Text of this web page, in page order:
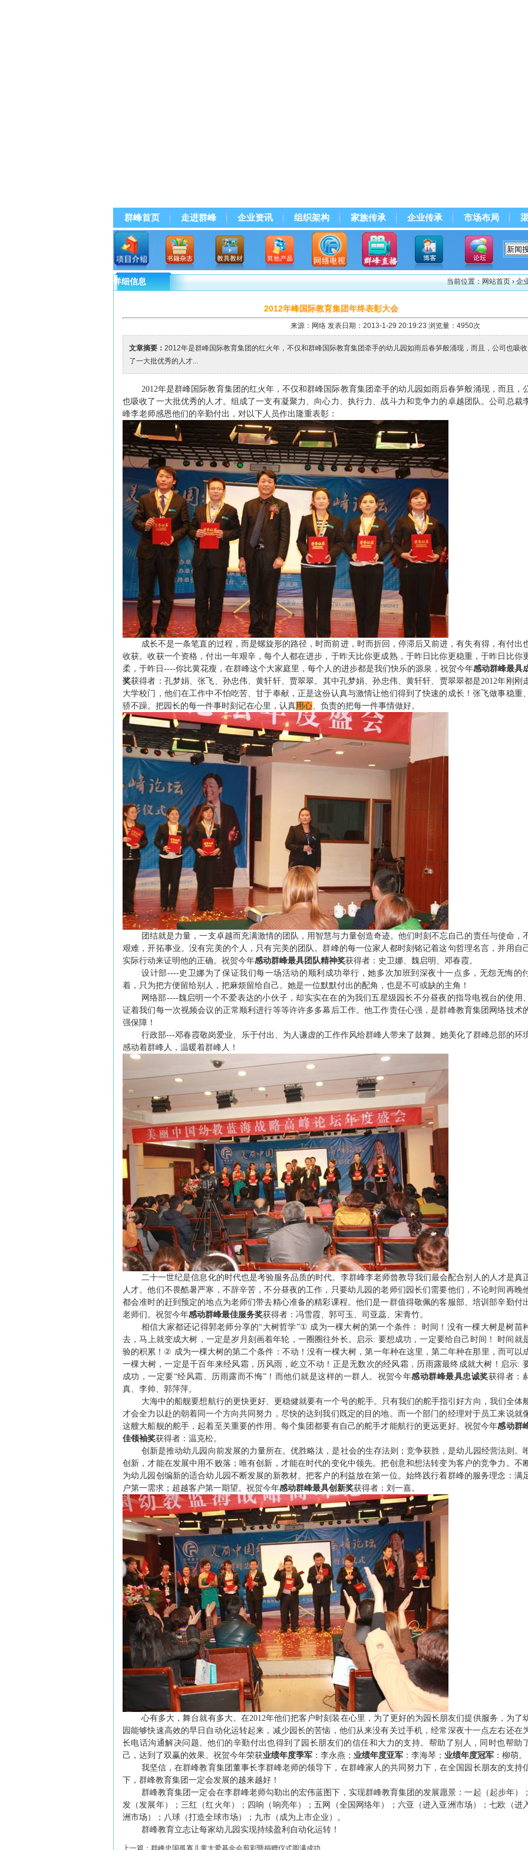
群峰首页 走进群峰 企业资讯 组织架构 家族传承 企业传承 市场布局
群峰直播
当前位置：网站首页› 企
详细信息
2012年峰国际教育集团年终表彰大会
来源：网络 发表日期：2013-1-29 20:19:23 浏览量：4950次
文章摘要： 2012年是群峰国际教育集团的红火年，不仅和群峰国际教育集团牵手的幼儿园如雨后春笋般涌现，而且，公司也吸收
了一大批优秀的人才...
2012年是群峰国际教育集团的红火年，不仅和群峰国际教育集团牵手的幼儿园如雨后春笋般涌现，而且，
也吸收了一大批优秀的人才。组成了一支有凝聚力、向心力、执行力、战斗力和竞争力的卓越团队。公司总裁
峰李老师感恩他们的辛勤付出，对以下人员作出隆重表彰：
成长不是一条笔直的过程，而是螺旋形的路径，时而前进，时而折回，停滞后又前进，有失有得，有付出
收获。收获一个资格，付出一年艰辛，每个人都在进步，于昨天比你更成熟，于昨日比你更稳重，于昨日比你
柔，于昨日----你比黄花瘦，在群峰这个大家庭里，每个人的进步都是我们快乐的源泉，祝贺今年感动群峰最具
奖获得者：孔梦娟、张飞、孙忠伟、黄轩轩、贾翠翠。其中孔梦娟、孙忠伟、黄轩轩、贾翠翠都是2012年刚刚
大学校门，他们在工作中不怕吃苦、甘于奉献，正是这份认真与激情让他们得到了快速的成长！张飞做事稳重
骄不躁。把园长的每一件事时刻记在心里，认真用心、负责的把每一件事情做好。
团结就是力量，一支卓越而充满激情的团队，用智慧与力量创造奇迹。他们时刻不忘自己的责任与使命，
艰难，开拓事业。没有完美的个人，只有完美的团队。群峰的每一位家人都时刻铭记着这句哲理名言，并用自
实际行动来证明他的正确。祝贺今年感动群峰最具团队精神奖获得者：史卫娜、魏启明、邓春霞。
设计部----史卫娜为了保证我们每一场活动的顺利成功举行，她多次加班到深夜十一点多，无怨无悔的
着，只为把方便留给别人，把麻烦留给自己。她是一位默默付出的配角，也是不可或缺的主角！
网络部----魏启明一个不爱表达的小伙子，却实实在在的为我们五星级园长不分昼夜的指导电视台的使用
证着我们每一次视频会议的正常顺利进行等等许许多多幕后工作。他工作责任心强，是群峰教育集团网络技术
强保障！
行政部---邓春霞敬岗爱业、乐于付出、为人谦虚的工作作风给群峰人带来了鼓舞。她美化了群峰总部的环
感动着群峰人，温暖着群峰人！
二十一世纪是信息化的时代也是考验服务品质的时代。李群峰李老师曾教导我们最会配合别人的人才是真
人才。他们不畏酷暑严寒，不辞辛苦，不分昼夜的工作，只要幼儿园的老师们园长们需要他们，不论时间再晚
都会准时的赶到预定的地点为老师们带去精心准备的精彩课程。他们是一群值得敬佩的客服部、培训部辛勤付
老师们。祝贺今年感动群峰最佳服务奖获得者：冯雪霞、郭可玉、司亚蕊、宋青竹。
相信大家都还记得郭老师分享的“大树哲学”① 成为一棵大树的第一个条件：
时间！没有一棵大树是树苗
去，马上就变成大树，一定是岁月刻画着年轮，一圈圈往外长。启示: 要想成功，一定要给自己时间！
时间就
验的积累！ ② 成为一棵大树的第二个条件：不动！没有一棵大树，第一年种在这里，第二年种在那里，而可以
一棵大树，一定是千百年来经风霜，历风雨，屹立不动！正是无数次的经风霜，历雨露最终成就大树！启示:
成功，一定要“经风霜、历雨露而不悔”！而他们就是这样的一群人。祝贺今年感动群峰最具忠诚奖获得者：
真、李帅、郭萍萍。
大海中的船舰要想航行的更快更好、更稳健就要有一个号的舵手。只有我们的舵手指引好方向，我们全体
才会全力以赴的朝着同一个方向共同努力，尽快的达到我们既定的目的地。而一个部门的经理对于员工来说就
这艘大船舰的舵手，起着至关重要的作用。每个集团都要有自己的舵手才能航行的更远更好。祝贺今年感动群
佳领袖奖获得者：温克松。
创新是推动幼儿园向前发展的力量所在。优胜略汰，是社会的生存法则；竞争获胜，是幼儿园经营法则。
创新，才能在发展中用不败落；唯有创新，才能在时代的变化中领先。把创意和想法转变为客户的竞争力。不
为幼儿园创编新的适合幼儿园不断发展的新教材。把客户的利益放在第一位。始终践行着群峰的服务理念：满
户第一需求；超越客户第一期望。祝贺今年感动群峰最具创新奖获得者：刘一嘉。
心有多大，舞台就有多大。在2012年他们把客户时刻装在心里，为了更好的为园长朋友们提供服务，为了
园能够快速高效的早日自动化运转起来，减少园长的苦恼，他们从来没有关过手机，经常深夜十一点左右还在
长电话沟通解决问题。他们的辛勤付出也得到了园长朋友们的信任和大力的支持。帮助了别人，同时也帮助
己，达到了双赢的效果。祝贺今年荣获业绩年度季军 ：李永燕； 业绩年度亚军 ：李海琴； 业绩年度冠军 ：柳萌。
我坚信，在群峰教育集团董事长李群峰老师的领导下，在群峰家人的共同努力下，在全国园长朋友的支持
下，群峰教育集团一定会发展的越来越好！
群峰教育集团一定会在李群峰老师勾勒出的宏伟蓝图下，实现群峰教育集团的发展愿景：一起（起步年）
发（发展年）；三红（红火年）；四响（响亮年）；五网（全国网络年）；六亚（进入亚洲市场）；七欧（进
洲市场）；八球（打造全球市场）；九市（成为上市企业）。
群峰教育立志让每家幼儿园实现持续盈利自动化运转！
上一篇： 群峰忠国孤寡儿童大爱基金会剪彩暨捐赠仪式圆满成功